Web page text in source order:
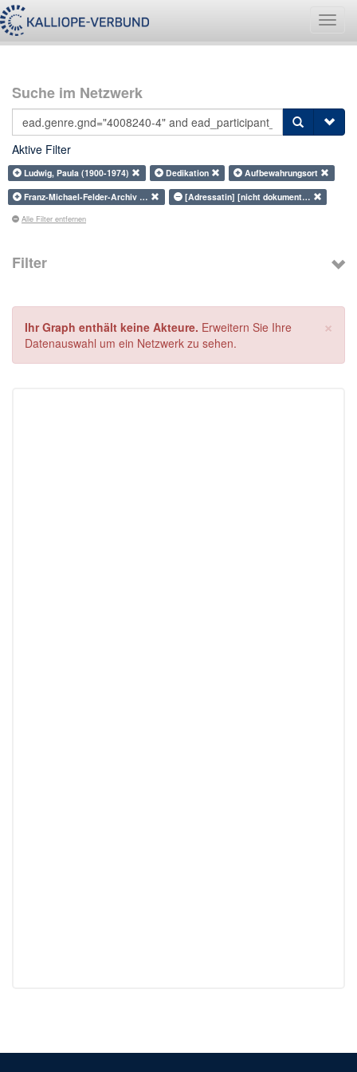
Suche im Netzwerk
Aktive Filter
Ludwig, Paula (1900-1974) Dedikation
Aufbewahrungsort
Franz-Michael-Felder-Archiv …
[Adressatin] [nicht dokument…
Alle Filter entfernen
Filter
×
Ihr Graph enthält keine Akteure. Erweitern Sie Ihre
Datenauswahl um ein Netzwerk zu sehen.